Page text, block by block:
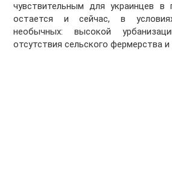
чувствительным для украинцев
остается и сейчас, в
необычных: высокой
отсутствия сельского фермерства и